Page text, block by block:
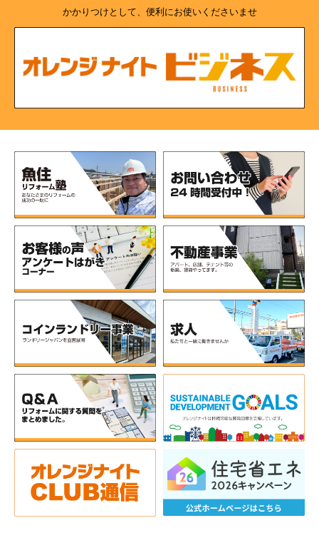
かかりつけとして、便利にお使いくださいませ